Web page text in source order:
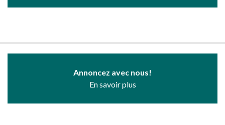
Annoncez avec nous!
En savoir plus